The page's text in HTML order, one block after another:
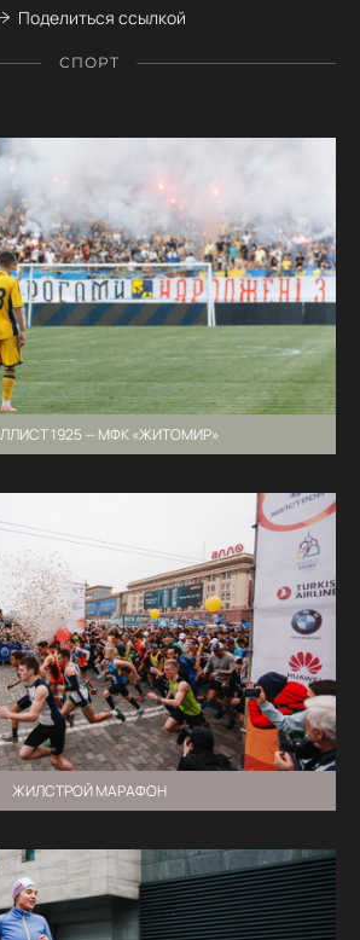
Поделиться ссылкой
СПОРТ
1925 — МФК «ЖИТОМИР»
ЖИЛСТРОЙ МАРАФОН